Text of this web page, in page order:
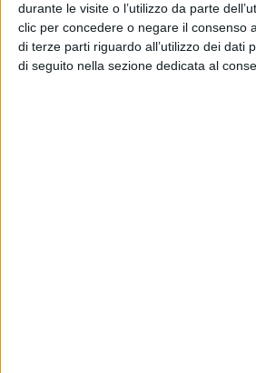
durante le visite o l’utilizzo da parte
clic per concedere o negare il consenso
di terze parti riguardo all’utilizzo dei dati
di seguito nella sezione dedicata al
FAI Abruzzo e Molise che con il
delegazione ha svolto un lavoro di
ragazzi che devono essere